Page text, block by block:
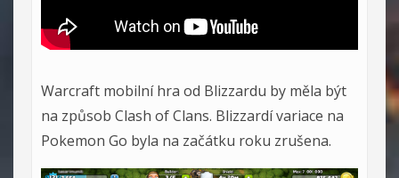
Warcraft mobilní hra od Blizzardu by měla být
na způsob Clash of Clans. Blizzardí variace na
Pokemon Go byla na začátku roku zrušena.